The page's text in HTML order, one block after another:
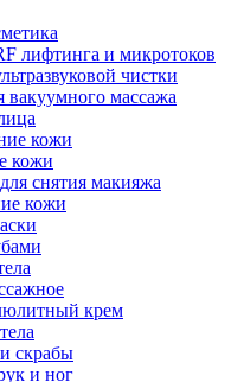
лифтинга и микротоков
чистки
вакуумного массажа
кожи
кожи
снятия макияжа
кожи
крем
скрабы
и ног